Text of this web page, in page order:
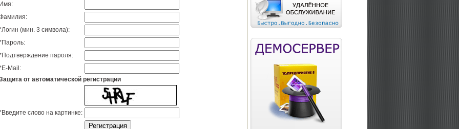
Логин (мин. 3 символа):
Пароль:
Подтверждение пароля:
E-Mail:
от автоматической регистрации
Введите слово на картинке: